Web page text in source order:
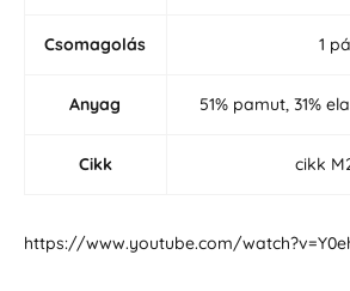
Csomagolás 1
Anyag 51% pamut, 31%
Cikk cikk
https://www.youtube.com/